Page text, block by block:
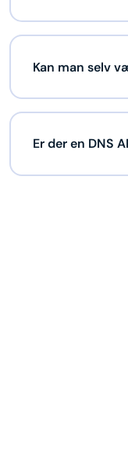
Kan man selv
Er der en DNS